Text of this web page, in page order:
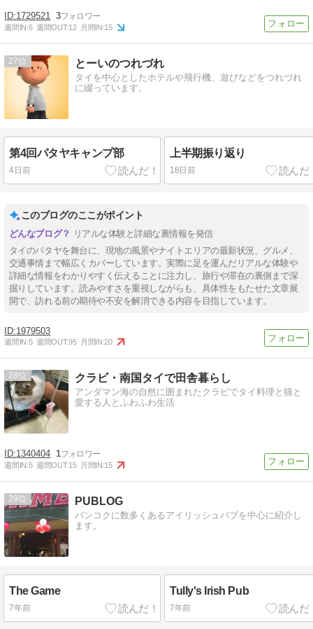
1729521 3
週間IN:6 週間OUT:12 月間IN:15
27 とーいのつれづれ
タイを中心としたホテルや飛行機、遊びなどをつれづれ
に綴っています。
第4回パタヤキャンプ部
4日前
上半期振り返り
18日前
このブログのここがポイント
リアルな体験と詳細な裏情報を発信
タイのパタヤを舞台に、現地の風景やナイトエリアの最新状況、グルメ、
交通事情まで幅広くカバーしています。実際に足を運んだリアルな体験や
詳細な情報をわかりやすく伝えることに注力し、旅行や滞在の裏側まで深
掘りしています。読みやすさを重視しながらも、具体性をもたせた文章展
開で、訪れる前の期待や不安を解消できる内容を目指しています。
1979503
週間IN:5 週間OUT:95 月間IN:20
28 クラビ・南国タイで田舎暮らし
アンダマン海の自然に囲まれたクラビでタイ料理と猫と
愛する人とふわふわ生活
1340404 1
週間IN:5 週間OUT:15 月間IN:15
29 PUBLOG
バンコクに数多くあるアイリッシュパブを中心に紹介し
ます。
The Game
7年前
Tully's Irish Pub
7年前